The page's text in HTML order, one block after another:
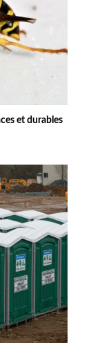
et durables